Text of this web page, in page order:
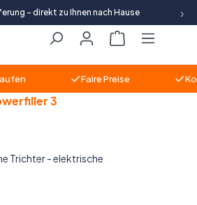
– direkt zu Ihnen nach Hause ›
Warenkorb
Faire Preise
3